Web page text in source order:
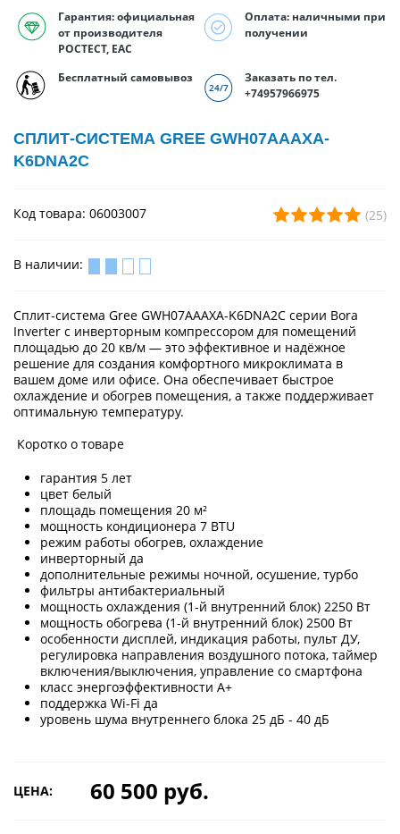
Гарантия: официальная
от производителя
РОСТЕСТ, EAC
Оплата: наличными при
получении
Бесплатный самовывоз
Заказать по тел.
+74957966975
СПЛИТ-СИСТЕМА GREE GWH07AAAXA-
K6DNA2C
Код товара: 06003007 (25)
В наличии:
Сплит-система Gree GWH07AAAXA-K6DNA2C серии Bora
Inverter с инверторным компрессором для помещений
площадью до 20 кв/м — это эффективное и надёжное
решение для создания комфортного микроклимата в
вашем доме или офисе. Она обеспечивает быстрое
охлаждение и обогрев помещения, а также поддерживает
оптимальную температуру.
Коротко о товаре
гарантия 5 лет
цвет белый
площадь помещения 20 м²
мощность кондиционера 7 BTU
режим работы обогрев, охлаждение
инверторный да
дополнительные режимы ночной, осушение, турбо
фильтры антибактериальный
мощность охлаждения (1-й внутренний блок) 2250 Вт
мощность обогрева (1-й внутренний блок) 2500 Вт
особенности дисплей, индикация работы, пульт ДУ,
регулировка направления воздушного потока, таймер
включения/выключения, управление со смартфона
класс энергоэффективности A+
поддержка Wi-Fi да
уровень шума внутреннего блока 25 дБ - 40 дБ
ЦЕНА: 60 500 руб.